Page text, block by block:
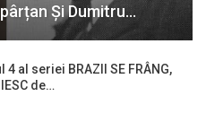
Și Dumitru…
al seriei BRAZII SE FRÂNG,
de…